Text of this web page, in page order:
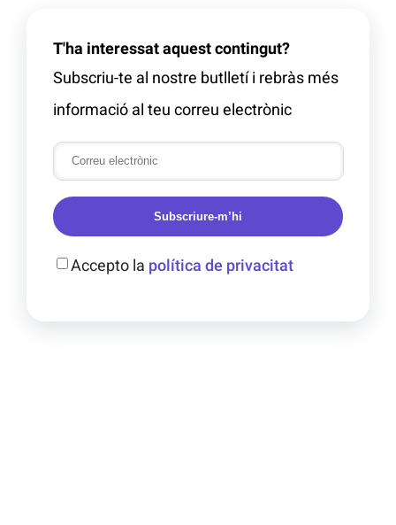
T'ha interessat aquest contingut?
Subscriu-te al nostre butlletí i rebràs més
informació al teu correu electrònic
Subscriure-m’hi
Accepto la política de privacitat